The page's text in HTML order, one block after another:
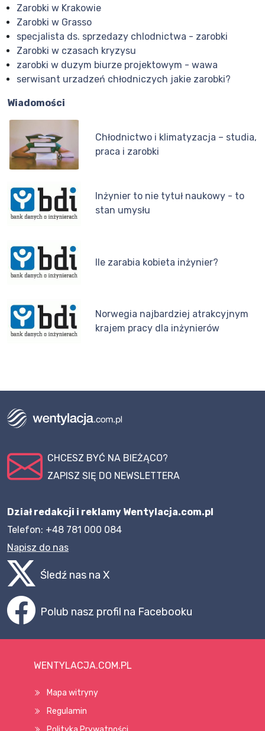
Zarobki w Krakowie
Zarobki w Grasso
specjalista ds. sprzedazy chlodnictwa - zarobki
Zarobki w czasach kryzysu
zarobki w duzym biurze projektowym - wawa
serwisant urzadzeń chłodniczych jakie zarobki?
Wiadomości
Chłodnictwo i klimatyzacja – studia,
praca i zarobki
Inżynier to nie tytuł naukowy - to
stan umysłu
Ile zarabia kobieta inżynier?
Norwegia najbardziej atrakcyjnym
krajem pracy dla inżynierów
CHCESZ BYĆ NA BIEŻĄCO?
ZAPISZ SIĘ DO NEWSLETTERA
Dział redakcji i reklamy Wentylacja.com.pl
Telefon: +48 781 000 084
Napisz do nas
Śledź nas na X
Polub nasz profil na Facebooku
WENTYLACJA.COM.PL
Mapa witryny
Regulamin